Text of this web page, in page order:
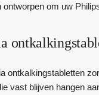
om uw
ontkalkingstabletten
vast blijven hangen